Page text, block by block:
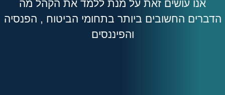
אנו עושים זאת על מנת ללמד את הקהל מה
הדברים החשובים ביותר בתחומי הביטוח , הפנסיה
והפיננסים